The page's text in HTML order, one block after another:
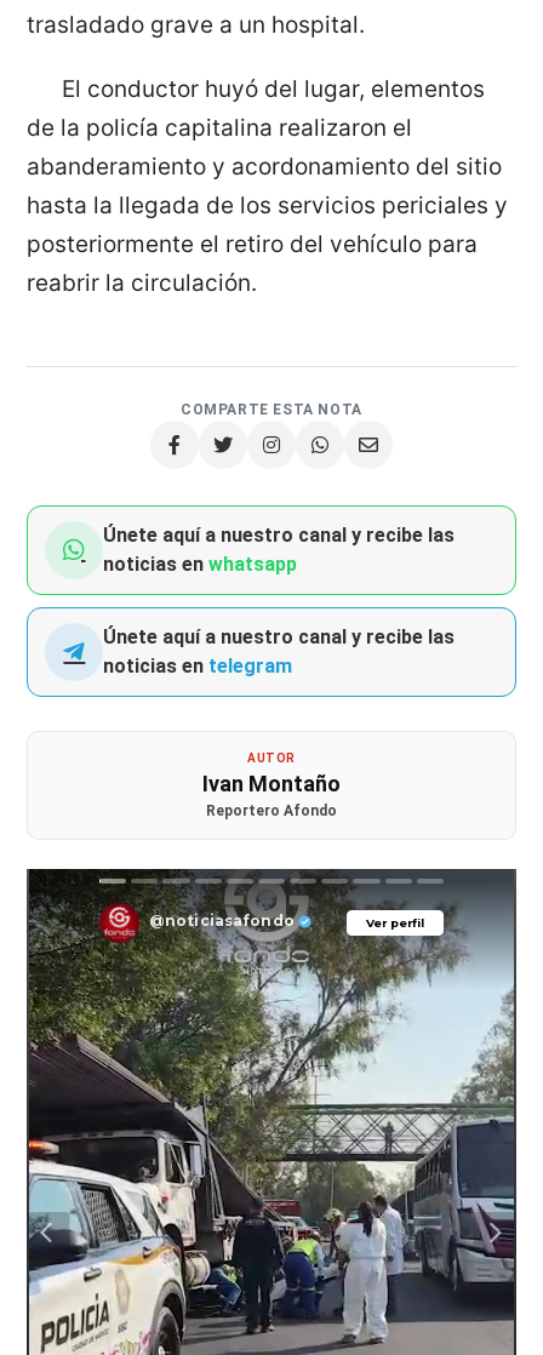
trasladado grave a un hospital.
El conductor huyó del lugar, elementos
de la policía capitalina realizaron el
abanderamiento y acordonamiento del sitio
hasta la llegada de los servicios periciales y
posteriormente el retiro del vehículo para
reabrir la circulación.
COMPARTE ESTA NOTA
Únete aquí a nuestro canal y recibe las
noticias enwhatsapp
Únete aquí a nuestro canal y recibe las
noticias en telegram
AUTOR
Ivan Montaño
Reportero Afondo
Ver perfil
@noticiasafondo Ver perfil